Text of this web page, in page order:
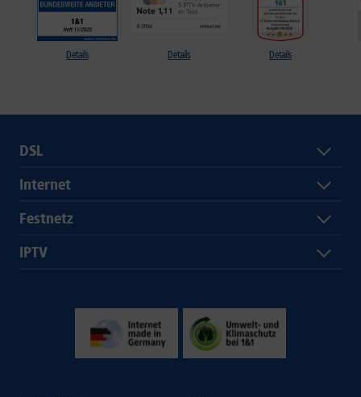
Details Details Details
DSL
Internet
Festnetz
IPTV